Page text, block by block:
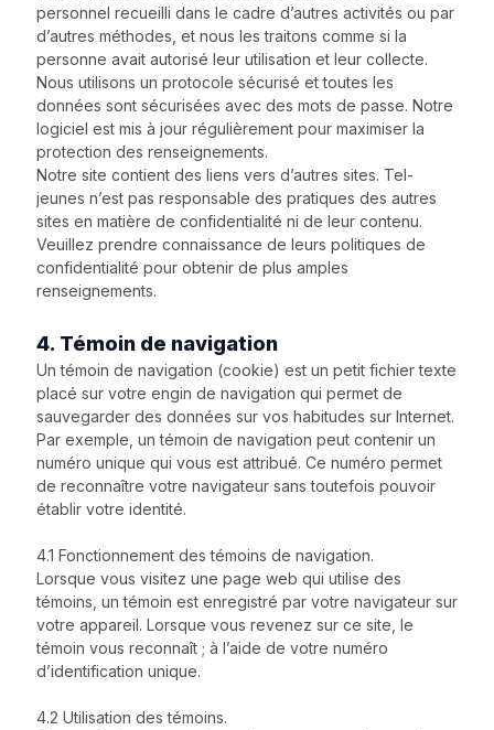
personnel recueilli dans le cadre d’autres activités ou par
d’autres méthodes, et nous les traitons comme si la
personne avait autorisé leur utilisation et leur collecte.
Nous utilisons un protocole sécurisé et toutes les
données sont sécurisées avec des mots de passe. Notre
logiciel est mis à jour régulièrement pour maximiser la
protection des renseignements.
Notre site contient des liens vers d’autres sites. Tel-
jeunes n’est pas responsable des pratiques des autres
sites en matière de confidentialité ni de leur contenu.
Veuillez prendre connaissance de leurs politiques de
confidentialité pour obtenir de plus amples
renseignements.
4. Témoin de navigation
Un témoin de navigation (cookie) est un petit fichier texte
placé sur votre engin de navigation qui permet de
sauvegarder des données sur vos habitudes sur Internet.
Par exemple, un témoin de navigation peut contenir un
numéro unique qui vous est attribué. Ce numéro permet
de reconnaître votre navigateur sans toutefois pouvoir
établir votre identité.
4.1 Fonctionnement des témoins de navigation.
Lorsque vous visitez une page web qui utilise des
témoins, un témoin est enregistré par votre navigateur sur
votre appareil. Lorsque vous revenez sur ce site, le
témoin vous reconnaît ; à l’aide de votre numéro
d’identification unique.
4.2 Utilisation des témoins.